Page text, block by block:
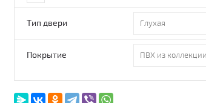
Тип двери Глухая
Покрытие